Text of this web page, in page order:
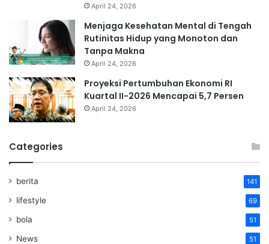
April 24, 2026
Menjaga Kesehatan Mental di Tengah
Rutinitas Hidup yang Monoton dan
Tanpa Makna
April 24, 2026
Proyeksi Pertumbuhan Ekonomi RI
Kuartal II-2026 Mencapai 5,7 Persen
April 24, 2026
Categories
berita 141
lifestyle 69
bola 51
News 51